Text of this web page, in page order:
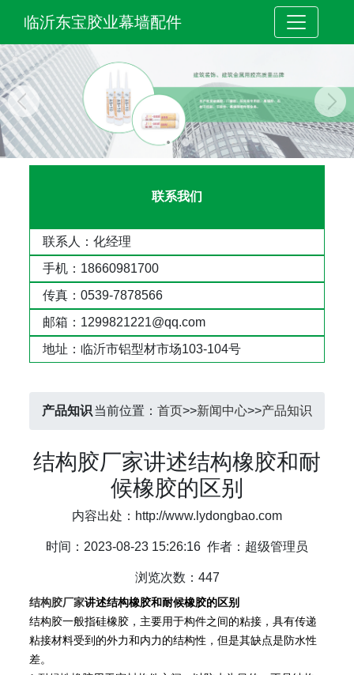
临沂东宝胶业幕墙配件
联系我们
联系人：化经理
手机：18660981700
传真：0539-7878566
邮箱：1299821221@qq.com
地址：临沂市铝型材市场103-104号
产品知识 当前位置： 首页>>新闻中心>>产品知识
结构胶厂家讲述结构橡胶和耐
候橡胶的区别
内容出处：http://www.lydongbao.com
时间：2023-08-23 15:26:16 作者：超级管理员
浏览次数：447
结构胶厂家讲述结构橡胶和耐候橡胶的区别
结构胶一般指硅橡胶，主要用于构件之间的粘接，具有传递
粘接材料受到的外力和内力的结构性，但是其缺点是防水性
差。